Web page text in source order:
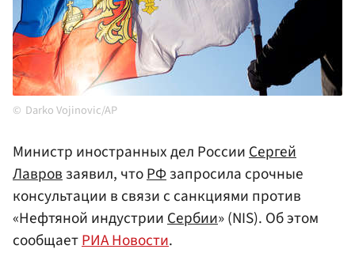
Darko Vojinovic/AP
Министр иностранных дел РоссииСергей
Лавровзаявил, чтоРФзапросила срочные
консультации в связи с санкциями против
«Нефтяной индустрииСербии» (NIS). Об этом
сообщаетРИА Новости.